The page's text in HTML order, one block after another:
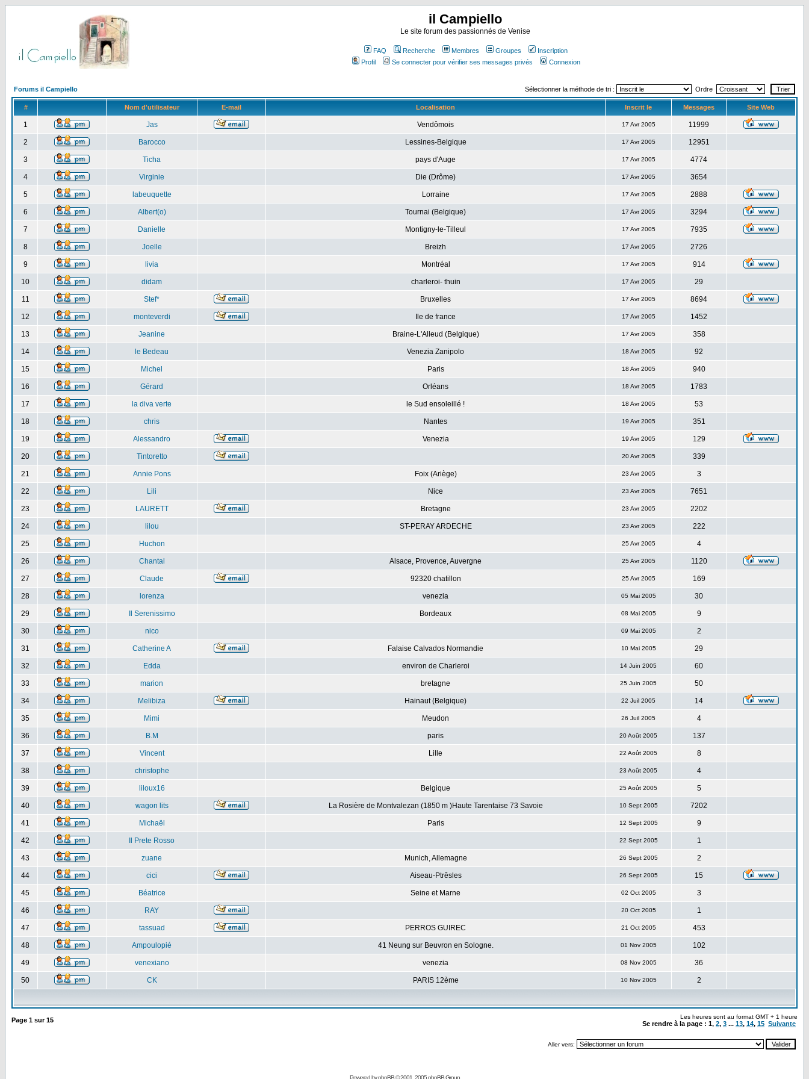
il Campiello
Le site forum des passionnés de Venise
FAQ Recherche Membres Groupes
Inscription
Profil
Se connecter pour vérifier ses messages privés Connexion
Forums il Campiello Sélectionner la méthode de tri : Ordre
# Nom d'utilisateur E-mail Localisation Inscrit le Messages Site Web
1 Jas Vendômois 17 Avr 2005 11999
2 Barocco Lessines-Belgique 17 Avr 2005 12951
3 Ticha pays d'Auge 17 Avr 2005 4774
4 Virginie Die (Drôme) 17 Avr 2005 3654
5 labeuquette Lorraine 17 Avr 2005 2888
6 Albert(o) Tournai (Belgique) 17 Avr 2005 3294
7 Danielle Montigny-le-Tilleul 17 Avr 2005 7935
8 Joelle Breizh 17 Avr 2005 2726
9 livia Montréal 17 Avr 2005 914
10 didam charleroi- thuin 17 Avr 2005 29
11 Stef* Bruxelles 17 Avr 2005 8694
12 monteverdi Ile de france 17 Avr 2005 1452
13 Jeanine Braine-L'Alleud (Belgique) 17 Avr 2005 358
14 le Bedeau Venezia Zanipolo 18 Avr 2005 92
15 Michel Paris 18 Avr 2005 940
16 Gérard Orléans 18 Avr 2005 1783
17 la diva verte le Sud ensoleillé ! 18 Avr 2005 53
18 chris Nantes 19 Avr 2005 351
19 Alessandro Venezia 19 Avr 2005 129
20 Tintoretto 20 Avr 2005 339
21 Annie Pons Foix (Ariège) 23 Avr 2005 3
22 Lili Nice 23 Avr 2005 7651
23 LAURETT Bretagne 23 Avr 2005 2202
24 lilou ST-PERAY ARDECHE 23 Avr 2005 222
25 Huchon 25 Avr 2005 4
26 Chantal Alsace, Provence, Auvergne 25 Avr 2005 1120
27 Claude 92320 chatillon 25 Avr 2005 169
28 lorenza venezia 05 Mai 2005 30
29 Il Serenissimo Bordeaux 08 Mai 2005 9
30 nico 09 Mai 2005 2
31 Catherine A Falaise Calvados Normandie 10 Mai 2005 29
32 Edda environ de Charleroi 14 Juin 2005 60
33 marion bretagne 25 Juin 2005 50
34 Melibiza Hainaut (Belgique) 22 Juil 2005 14
35 Mimi Meudon 26 Juil 2005 4
36 B.M paris 20 Août 2005 137
37 Vincent Lille 22 Août 2005 8
38 christophe 23 Août 2005 4
39 liloux16 Belgique 25 Août 2005 5
40 wagon lits La Rosière de Montvalezan (1850 m )Haute Tarentaise 73 Savoie 10 Sept 2005 7202
41 Michaël Paris 12 Sept 2005 9
42 Il Prete Rosso 22 Sept 2005 1
43 zuane Munich, Allemagne 26 Sept 2005 2
44 cici Aiseau-Ptrêsles 26 Sept 2005 15
45 Béatrice Seine et Marne 02 Oct 2005 3
46 RAY 20 Oct 2005 1
47 tassuad PERROS GUIREC 21 Oct 2005 453
48 Ampoulopié 41 Neung sur Beuvron en Sologne. 01 Nov 2005 102
49 venexiano venezia 08 Nov 2005 36
50 CK PARIS 12ème 10 Nov 2005 2
Page 1 sur15 Les heures sont au format GMT + 1 heure
Se rendre à la page : 1, 2, 3 ... 13, 14, 15 Suivante
Aller vers:
Powered byphpBB© 2001, 2005 phpBB Group